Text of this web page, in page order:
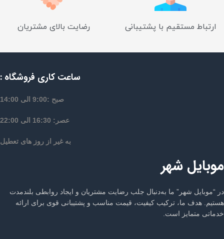
ارتباط مستقیم با پشتیبانی رضایت بالای مشتریان
ساعت کاری فروشگاه :
صبح :9:00 الی 14:00
عصر: 16:30 الی 22:00
به غیر از روز های تعطیل
موبایل شهر
در “موبایل شهر” ما به‌دنبال جلب رضایت مشتریان و ایجاد روابطی بلندمدت
هستیم. هدف ما، ترکیب کیفیت، قیمت مناسب و پشتیبانی قوی برای ارائه
خدماتی متمایز است.